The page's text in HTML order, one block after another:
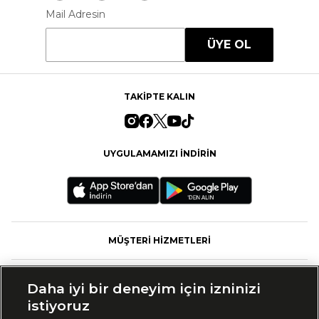
Mail Adresin
ÜYE OL
TAKİPTE KALIN
UYGULAMAMIZI İNDİRİN
MÜŞTERİ HİZMETLERİ
Daha iyi bir deneyim için izninizi
istiyoruz